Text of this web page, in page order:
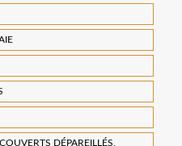
DÉPAREILLÉS,